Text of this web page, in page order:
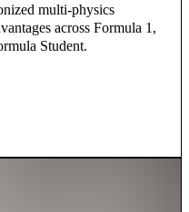
multi-physics
across Formula 1,
Student.